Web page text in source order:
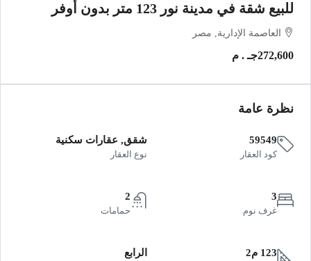
للبيع شقة في مدينة نور 123 متر بدون أوفر
العاصمة الإدارية, مصر
272,600جـ . م
نظرة عامة
59549
كود العقار
شقق, عقارات سكنية
نوع العقار
3
غرف نوم
2
حمامات
123 م2 الرابع